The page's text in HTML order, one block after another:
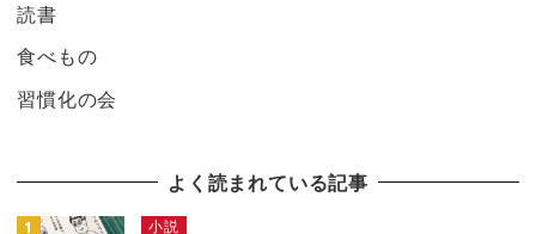
読書
食べもの
習慣化の会
よく読まれている記事
小説